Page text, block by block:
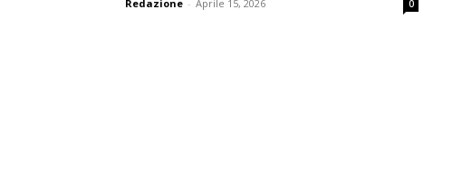
Redazione - Aprile 15, 2026 0